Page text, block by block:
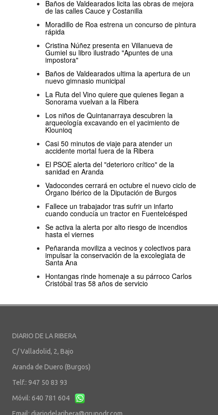
Baños de Valdearados licita las obras de mejora
de las calles Cauce y Costanilla
Moradillo de Roa estrena un concurso de pintura
rápida
Cristina Núñez presenta en Villanueva de
Gumiel su libro ilustrado "Apuntes de una
impostora"
Baños de Valdearados ultima la apertura de un
nuevo gimnasio municipal
La Ruta del Vino quiere que quienes llegan a
Sonorama vuelvan a la Ribera
Los niños de Quintanarraya descubren la
arqueología excavando en el yacimiento de
Klounioq
Casi 50 minutos de viaje para atender un
accidente mortal fuera de la Ribera
El PSOE alerta del "deterioro crítico" de la
sanidad en Aranda
Vadocondes cerrará en octubre el nuevo ciclo de
Órgano Ibérico de la Diputación de Burgos
Fallece un trabajador tras sufrir un infarto
cuando conducía un tractor en Fuentelcésped
Se activa la alerta por alto riesgo de incendios
hasta el viernes
Peñaranda moviliza a vecinos y colectivos para
impulsar la conservación de la excolegiata de
Santa Ana
Hontangas rinde homenaje a su párroco Carlos
Cristóbal tras 58 años de servicio
DIARIO DE LA RIBERA
C/ Valladolid, 2, Bajo
Aranda de Duero (Burgos)
Telf.: 947 50 83 93
Móvil: 640 781 604
Email: diariodelaribera@grupodr.com